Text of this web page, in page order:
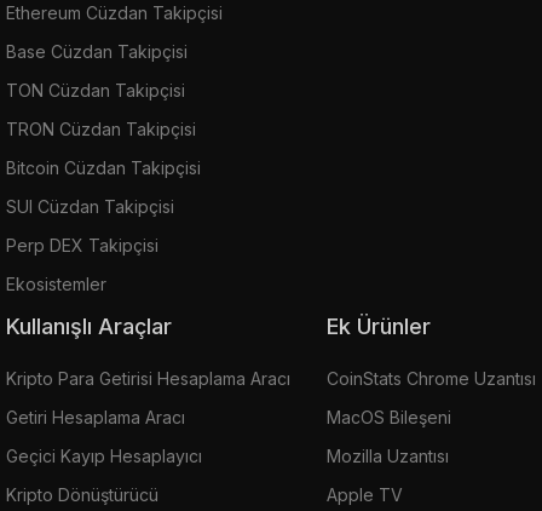
Ethereum Cüzdan Takipçisi
Base Cüzdan Takipçisi
TON Cüzdan Takipçisi
TRON Cüzdan Takipçisi
Bitcoin Cüzdan Takipçisi
SUI Cüzdan Takipçisi
Perp DEX Takipçisi
Ekosistemler
Kullanışlı Araçlar
Kripto Para Getirisi Hesaplama Aracı
Getiri Hesaplama Aracı
Geçici Kayıp Hesaplayıcı
Kripto Dönüştürücü
Ek Ürünler
CoinStats Chrome Uzantısı
MacOS Bileşeni
Mozilla Uzantısı
Apple TV